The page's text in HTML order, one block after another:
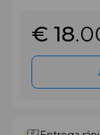
€ 18